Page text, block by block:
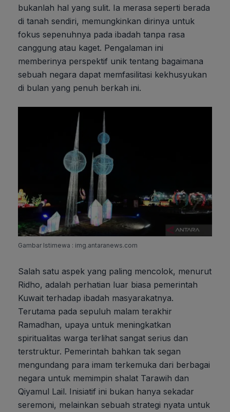
bukanlah hal yang sulit. Ia merasa seperti berada
di tanah sendiri, memungkinkan dirinya untuk
fokus sepenuhnya pada ibadah tanpa rasa
canggung atau kaget. Pengalaman ini
memberinya perspektif unik tentang bagaimana
sebuah negara dapat memfasilitasi kekhusyukan
di bulan yang penuh berkah ini.
Gambar Istimewa : img.antaranews.com
Salah satu aspek yang paling mencolok, menurut
Ridho, adalah perhatian luar biasa pemerintah
Kuwait terhadap ibadah masyarakatnya.
Terutama pada sepuluh malam terakhir
Ramadhan, upaya untuk meningkatkan
spiritualitas warga terlihat sangat serius dan
terstruktur. Pemerintah bahkan tak segan
mengundang para imam terkemuka dari berbagai
negara untuk memimpin shalat Tarawih dan
Qiyamul Lail. Inisiatif ini bukan hanya sekadar
seremoni, melainkan sebuah strategi nyata untuk